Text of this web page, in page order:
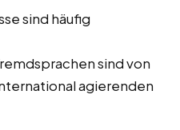
sind häufig
sind von
agierenden